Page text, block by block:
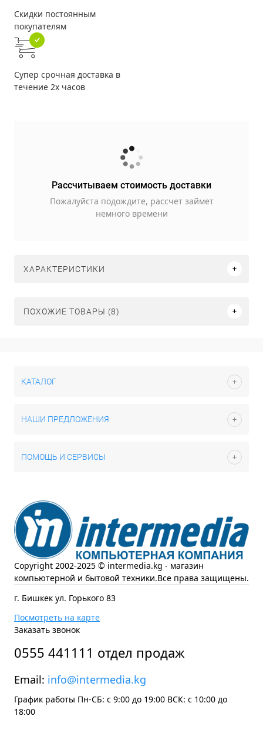
Скидки постоянным
покупателям
Супер срочная доставка в
течение 2х часов
Рассчитываем стоимость доставки
Пожалуйста подождите, рассчет займет
немного времени
ХАРАКТЕРИСТИКИ
ПОХОЖИЕ ТОВАРЫ (8)
КАТАЛОГ
НАШИ ПРЕДЛОЖЕНИЯ
ПОМОЩЬ И СЕРВИСЫ
Copyright 2002-2025 © intermedia.kg - магазин
компьютерной и бытовой техники.Все права защищены.
г. Бишкек ул. Горького 83
Посмотреть на карте
Заказать звонок
0555 441111 отдел продаж
Email: info@intermedia.kg
График работы Пн-СБ: с 9:00 до 19:00 ВСК: с 10:00 до
18:00